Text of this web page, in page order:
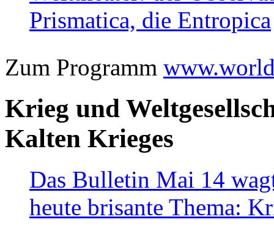
Prismatica, die Entropica
Zum Programm
Krieg und
Kalten Krieges
Das Bulletin Mai 14
heute brisante Thema: